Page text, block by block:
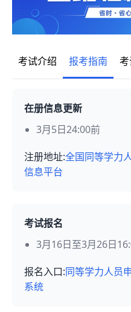
考试介绍 报考指南 考
在册信息更新
3月5日24:00前
注册地址:全国同等学力
信息平台
考试报名
3月16日至3月26日
报名入口:同等学力人员
系统